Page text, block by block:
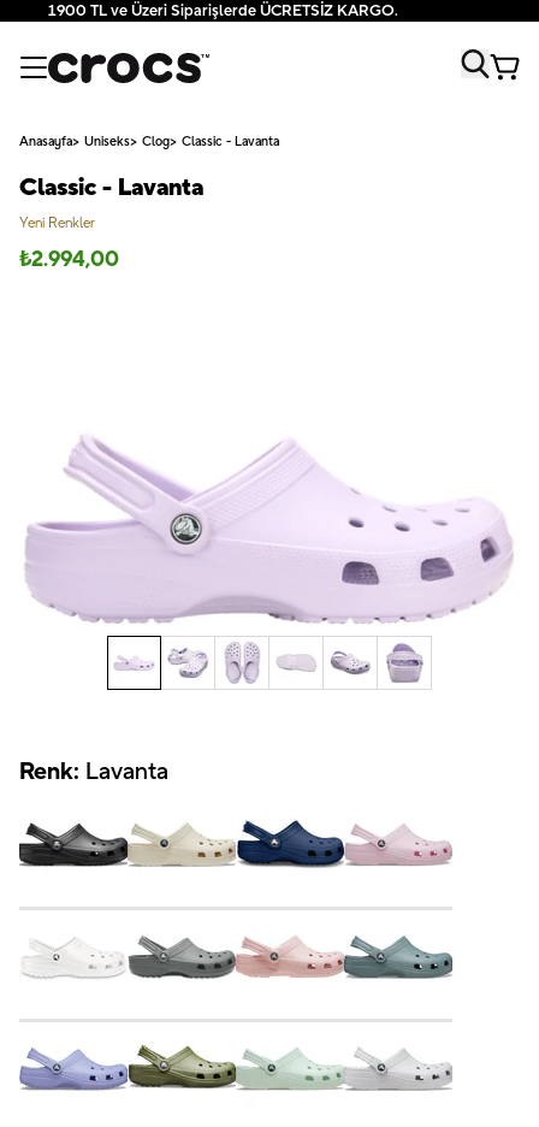
1900 TL ve Üzeri Siparişlerde ÜCRETSİZ KARGO.
Anasayfa Uniseks Clog Classic - Lavanta
Classic - Lavanta
Yeni Renkler
₺2.994,00
Renk: Lavanta